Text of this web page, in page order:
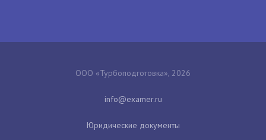
ООО «Турбоподготовка», 2026
Юридические документы